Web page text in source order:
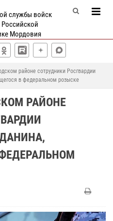
службы войск
Мордовия
районе сотрудники Росгвардии
в федеральном розыске
РАЙОНЕ